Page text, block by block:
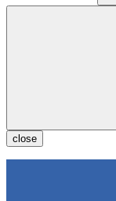
close